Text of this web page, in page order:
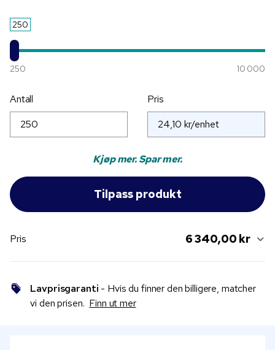
250
250 10 000
Antall Pris
Kjøp mer. Spar mer.
Pris 6 340,00 kr
Lavprisgaranti - Hvis du finner den billigere, matcher
vi den prisen. Finn ut mer